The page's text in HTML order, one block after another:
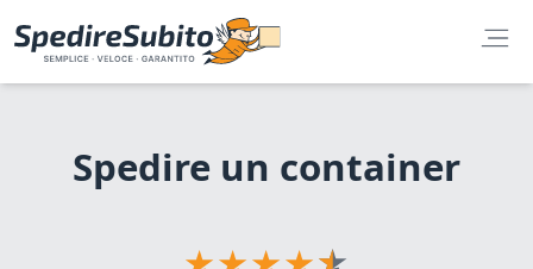
Spedire un container